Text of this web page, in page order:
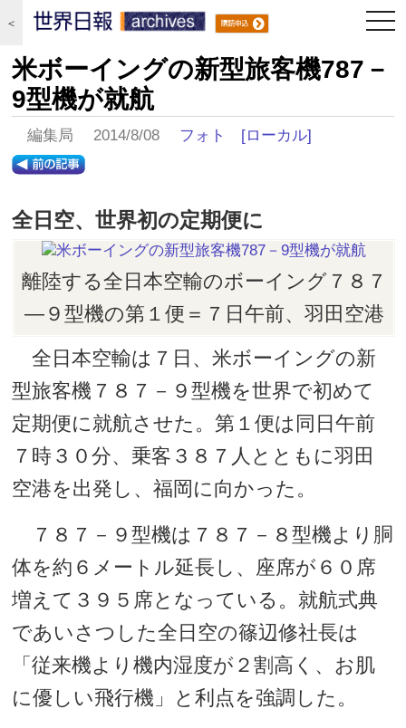
＜
米ボーイングの新型旅客機787－
9型機が就航
編集局 2014/8/08 フォト [ローカル]
全日空、世界初の定期便に
離陸する全日本空輸のボーイング７８７
―９型機の第１便＝７日午前、羽田空港
全日本空輸は７日、米ボーイングの新
型旅客機７８７－９型機を世界で初めて
定期便に就航させた。第１便は同日午前
７時３０分、乗客３８７人とともに羽田
空港を出発し、福岡に向かった。
７８７－９型機は７８７－８型機より胴
体を約６メートル延長し、座席が６０席
増えて３９５席となっている。就航式典
であいさつした全日空の篠辺修社長は
「従来機より機内湿度が２割高く、お肌
に優しい飛行機」と利点を強調した。